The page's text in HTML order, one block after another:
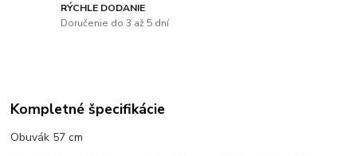
RÝCHLE DODANIE
Doručenie do 3 až 5 dní
Kompletné špecifikácie
Obuvák 57 cm